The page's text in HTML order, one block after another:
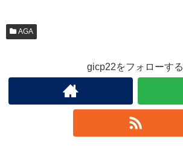
AGA
gicp22をフォローする